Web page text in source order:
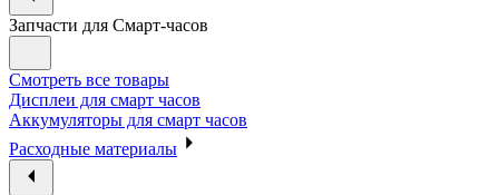
Запчасти для Смарт-часов
Смотреть все товары
Дисплеи для смарт часов
Аккумуляторы для смарт часов
Расходные материалы